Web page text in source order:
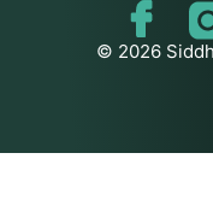
© 2026